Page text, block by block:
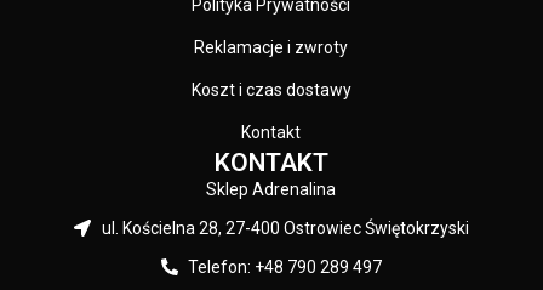
– Specjalna powłoka REVO o
chroni wzrok przed skutkami
ultrafioletowego oraz ogranicza
ilość ciepła dopływającą do
gwarantują wysoki kontrast, jak
również precyzyjne
odwzorowanie wszystkich barw.
odwzorowanie wszystkich barw. -
nadruk na lewej soczewce -
ściereczki - materiał oprawek:
Grilamid TR90 (NYLON)
Producent: Pit Bull Kolor: Czarny /
Czarny
Polityka Prywatności
Reklamacje i zwroty
Koszt i czas dostawy
Kontakt
KONTAKT
Sklep Adrenalina
ul. Kościelna 28, 27-400 Ostrowiec Świętokrzyski
Telefon: +48 790 289 497